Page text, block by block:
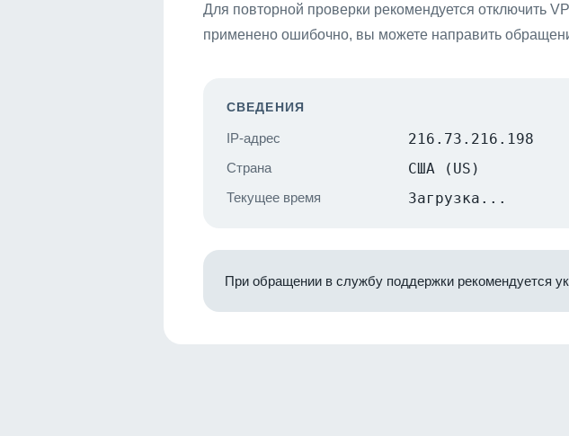
Для повторной проверки рекомендуется отключить
применено ошибочно, вы можете направить
СВЕДЕНИЯ
IP-адрес 216.73.216.198
Страна США (US)
Текущее время Загрузка...
При обращении в службу поддержки рекомендуется